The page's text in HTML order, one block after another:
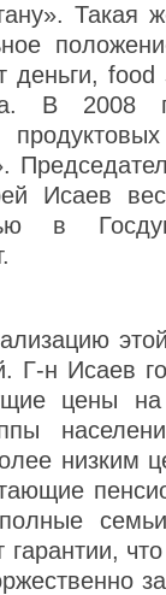
Такая
деньги,
В 2008
Исаев
в
Г-н Исаев
цены
низким